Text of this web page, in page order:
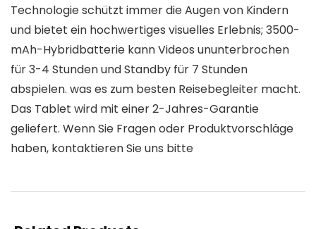
Technologie schützt immer die Augen von Kindern
und bietet ein hochwertiges visuelles Erlebnis; 3500-
mAh-Hybridbatterie kann Videos ununterbrochen
für 3-4 Stunden und Standby für 7 Stunden
abspielen. was es zum besten Reisebegleiter macht.
Das Tablet wird mit einer 2-Jahres-Garantie
geliefert. Wenn Sie Fragen oder Produktvorschläge
haben, kontaktieren Sie uns bitte